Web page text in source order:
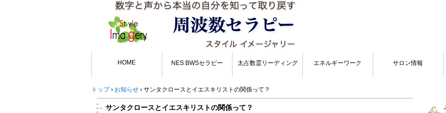
HOME NES BWSセラピー 太占数霊リーディング エネルギーワーク サロン情報
トップ › お知らせ › サンタクロースとイエスキリストの関係って？
サンタクロースとイエスキリストの関係って？